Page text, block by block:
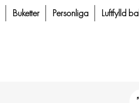
Buketter Personliga Luftfylld